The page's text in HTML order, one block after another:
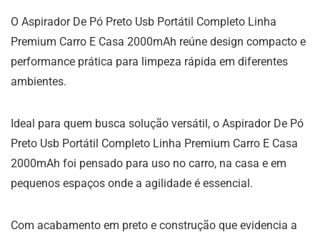
O Aspirador De Pó Preto Usb Portátil Completo Linha
Premium Carro E Casa 2000mAh reúne design compacto e
performance prática para limpeza rápida em diferentes
ambientes.
Ideal para quem busca solução versátil, o Aspirador De Pó
Preto Usb Portátil Completo Linha Premium Carro E Casa
2000mAh foi pensado para uso no carro, na casa e em
pequenos espaços onde a agilidade é essencial.
Com acabamento em preto e construção que evidencia a